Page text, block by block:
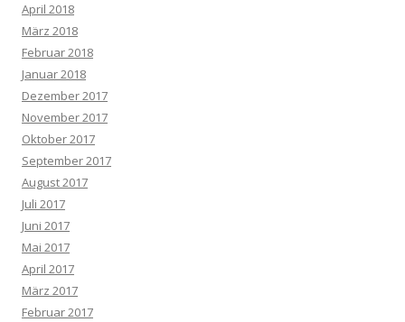
April 2018
März 2018
Februar 2018
Januar 2018
Dezember 2017
November 2017
Oktober 2017
September 2017
August 2017
Juli 2017
Juni 2017
Mai 2017
April 2017
März 2017
Februar 2017